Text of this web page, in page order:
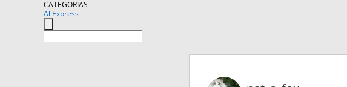
CATEGORIAS
AliExpress